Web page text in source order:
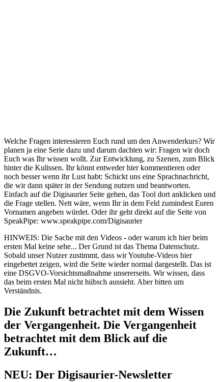
Welche Fragen interessieren Euch rund um den Anwenderkurs? Wir
planen ja eine Serie dazu und darum dachten wir: Fragen wir doch
Euch was Ihr wissen wollt. Zur Entwicklung, zu Szenen, zum Blick
hinter die Kulissen. Ihr könnt entweder hier kommentieren oder
noch besser wenn ihr Lust habt: Schickt uns eine Sprachnachricht,
die wir dann später in der Sendung nutzen und beantworten.
Einfach auf die Digisaurier Seite gehen, das Tool dort anklicken und
die Frage stellen. Nett wäre, wenn Ihr in dem Feld zumindest Euren
Vornamen angeben würdet. Oder ihr geht direkt auf die Seite von
SpeakPipe: www.speakpipe.com/Digisaurier
HINWEIS: Die Sache mit den Videos - oder warum ich hier beim
ersten Mal keine sehe... Der Grund ist das Thema Datenschutz.
Sobald unser Nutzer zustimmt, dass wir Youtube-Videos hier
eingebettet zeigen, wird die Seite wieder normal dargestellt. Das ist
eine DSGVO-Vorsichtsmaßnahme unsererseits. Wir wissen, dass
das beim ersten Mal nicht hübsch aussieht. Aber bitten um
Verständnis.
Die Zukunft betrachtet mit dem Wissen
der Vergangenheit. Die Vergangenheit
betrachtet mit dem Blick auf die
Zukunft…
NEU: Der Digisaurier-Newsletter